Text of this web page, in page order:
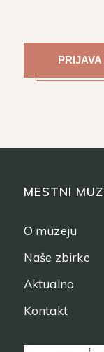
MESTNI
O muzeju
Naše zbirke
Aktualno
Kontakt